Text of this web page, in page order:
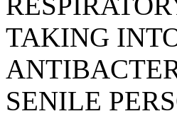
TAKING
SENILE